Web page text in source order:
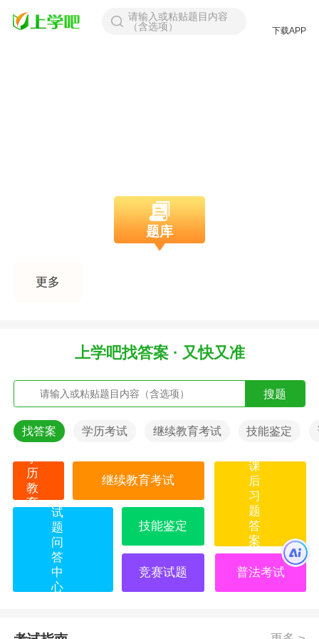
请输入或粘贴题目内容
（含选项）
下载APP
题库
更多
上学吧找答案 · 又快又准
搜题
找答案 学历考试 继续教育考试 技能鉴定
历
教
育
继续教育考试
课
后
习
题
答
案
试
题
问
答
中
心
技能鉴定
竞赛试题 普法考试